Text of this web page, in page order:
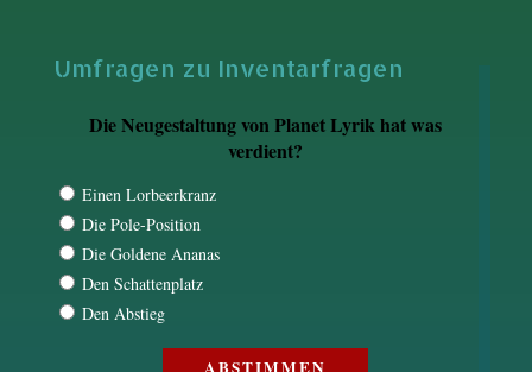
Umfragen zu Inventarfragen
Die Neugestaltung von Planet Lyrik hat was
verdient?
Einen Lorbeerkranz
Die Pole-Position
Die Goldene Ananas
Den Schattenplatz
Den Abstieg